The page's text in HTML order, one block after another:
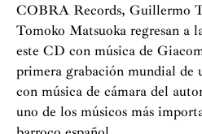
COBRA Records, Guillermo
Tomoko Matsuoka regresan a
este CD con música de
primera grabación mundial de
con música de cámara del
uno de los músicos más